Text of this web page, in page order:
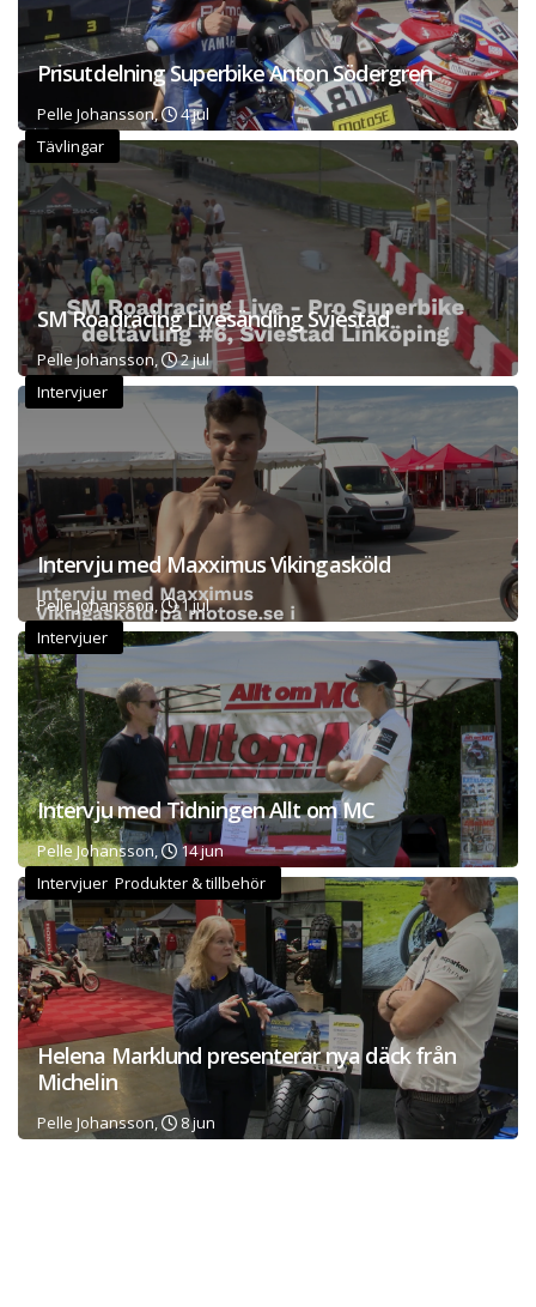
Prisutdelning Superbike Anton Södergren
Pelle Johansson,
4 jul
Tävlingar
SM Roadracing Livesänding Sviestad
Pelle Johansson,
2 jul
Intervjuer
Intervju med Maxximus Vikingasköld
Pelle Johansson,
1 jul
Intervjuer
Intervju med Tidningen Allt om MC
Pelle Johansson,
14 jun
Intervjuer Produkter & tillbehör
Helena Marklund presenterar nya däck från
Michelin
Pelle Johansson, 8 jun